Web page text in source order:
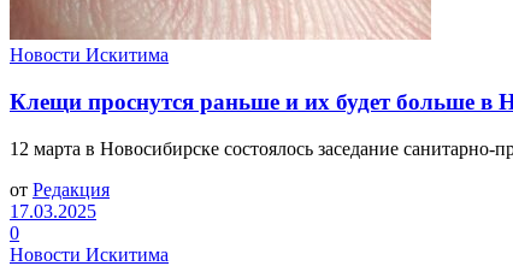
Новости Искитима
Клещи проснутся раньше и их будет больше в
12 марта в Новосибирске состоялось заседание
от Редакция
17.03.2025
0
Новости Искитима